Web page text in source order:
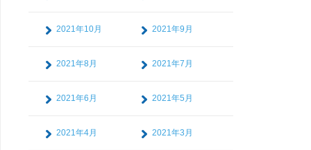
2021年10月 2021年9月
2021年8月 2021年7月
2021年6月 2021年5月
2021年4月 2021年3月